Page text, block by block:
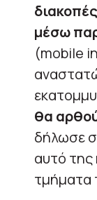
μέσω
(mobile
θα
δήλωσε
αυτό της
τμήματα